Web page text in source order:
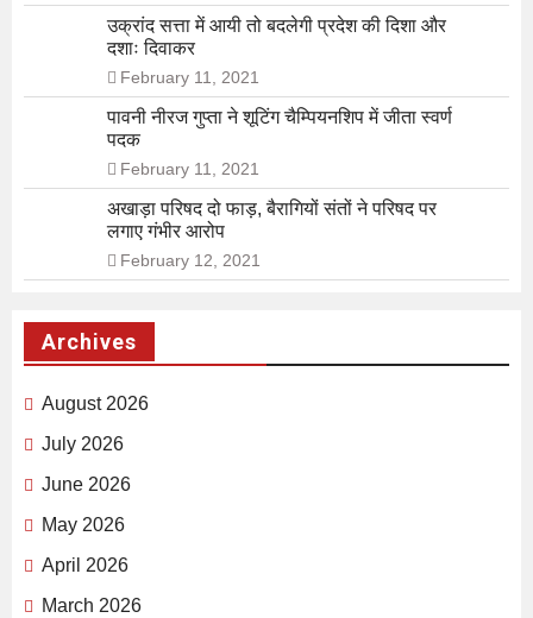
उक्रांद सत्ता में आयी तो बदलेगी प्रदेश की दिशा और
दशाः दिवाकर
February 11, 2021
पावनी नीरज गुप्ता ने शूटिंग चैम्पियनशिप में जीता स्वर्ण
पदक
February 11, 2021
अखाड़ा परिषद दो फाड़, बैरागियों संतों ने परिषद पर
लगाए गंभीर आरोप
February 12, 2021
Archives
August 2026
July 2026
June 2026
May 2026
April 2026
March 2026